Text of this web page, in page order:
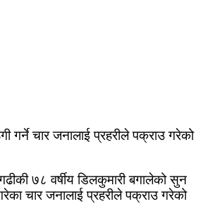
गर्ने चार जनालाई प्रहरीले पक्राउ गरेको
७८ वर्षीय डिलकुमारी बगालेको सुन
चार जनालाई प्रहरीले पक्राउ गरेको